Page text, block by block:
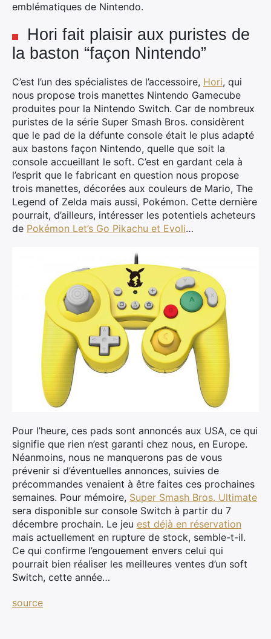
emblématiques de Nintendo.
Hori fait plaisir aux puristes de
la baston “façon Nintendo”
C’est l’un des spécialistes de l’accessoire, Hori, qui
nous propose trois manettes Nintendo Gamecube
produites pour la Nintendo Switch. Car de nombreux
puristes de la série Super Smash Bros. considèrent
que le pad de la défunte console était le plus adapté
aux bastons façon Nintendo, quelle que soit la
console accueillant le soft. C’est en gardant cela à
l’esprit que le fabricant en question nous propose
trois manettes, décorées aux couleurs de Mario, The
Legend of Zelda mais aussi, Pokémon. Cette dernière
pourrait, d’ailleurs, intéresser les potentiels acheteurs
de Pokémon Let’s Go Pikachu et Evoli…
Pour l’heure, ces pads sont annoncés aux USA, ce qui
signifie que rien n’est garanti chez nous, en Europe.
Néanmoins, nous ne manquerons pas de vous
prévenir si d’éventuelles annonces, suivies de
précommandes venaient à être faites ces prochaines
semaines. Pour mémoire, Super Smash Bros. Ultimate
sera disponible sur console Switch à partir du 7
décembre prochain. Le jeu est déjà en réservation
mais actuellement en rupture de stock, semble-t-il.
Ce qui confirme l’engouement envers celui qui
pourrait bien réaliser les meilleures ventes d’un soft
Switch, cette année…
source